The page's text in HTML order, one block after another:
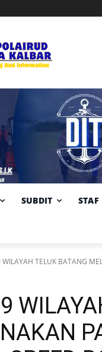
SUBDIT STAF
WILAYAH TELUK BATANG